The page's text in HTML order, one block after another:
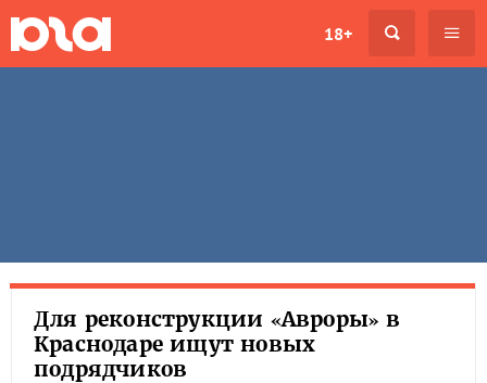
18+
Для реконструкции «Авроры» в
Краснодаре ищут новых
подрядчиков